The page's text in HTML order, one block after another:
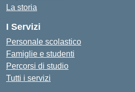
La storia
I Servizi
Personale scolastico
Famiglie e studenti
Percorsi di studio
Tutti i servizi